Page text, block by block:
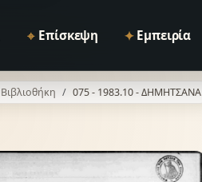
⌖ Επίσκεψη ✦ Εμπειρία
Βιβλιοθήκη 075 - 1983.10 - ΔΗΜΗΤΣΑΝΑ